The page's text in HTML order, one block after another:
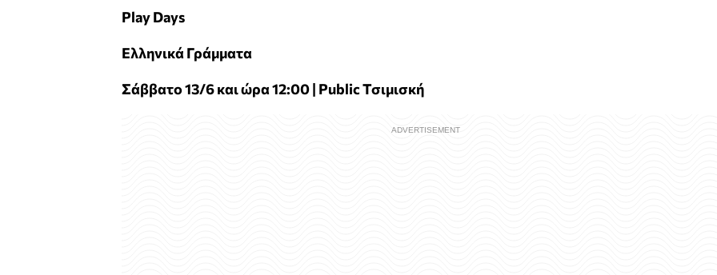
PlayDays
Ελληνικά Γράμματα
Σάββατο 13/6 και ώρα 12:00 | Public Τσιμισκή